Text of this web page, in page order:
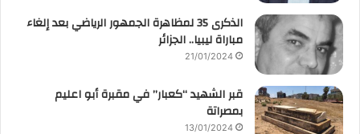
الذكرى 35 لمظاهرة الجمهور الرياضي بعد إلغاء
مباراة ليبيا.. الجزائر
21/01/2024
قبر الشهيد “كعبار” في مقبرة أبو اعليم
بمصراتة
13/01/2024